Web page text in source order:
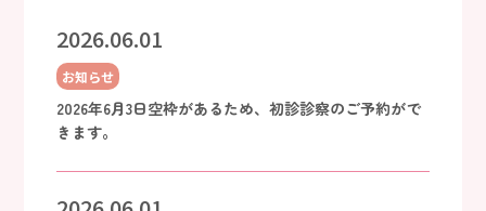
2026.06.01
お知らせ
2026年6月3日空枠があるため、初診診察のご予約がで
きます。